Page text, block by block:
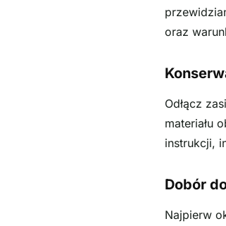
oraz
Odłącz
materiału
instrukcji,
Dobór
Najpierw